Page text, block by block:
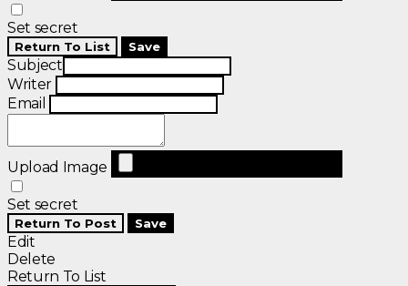
Set secret
Return To List Save
Subject
Writer
Email
Upload Image
Set secret
Return To Post Save
Edit
Delete
Return To List